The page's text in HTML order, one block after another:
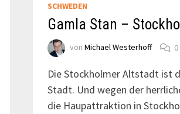
SCHWEDEN
Gamla Stan –
von Michael Westerhoff 0
Die Stockholmer Altstadt ist
Stadt. Und wegen der
die Haupattraktion in